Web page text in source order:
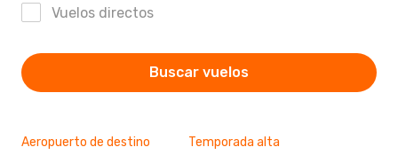
Vuelos directos
Buscar vuelos
Aeropuerto de destino Temporada alta